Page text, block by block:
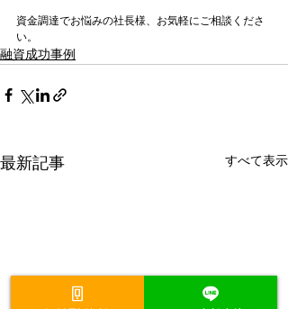
資金調達でお悩みの社長様、お気軽にご相談くださ
い。
融資成功事例
最新記事 すべて表示